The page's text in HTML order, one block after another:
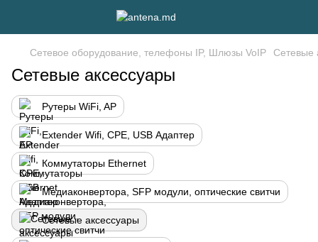
Сетевое оборудование, телефоны IP, Шлюзы VoIP Сетевые
Сетевые аксессуары
Рутеры WiFi, AP
Extender Wifi, CPE, USB Адаптер
Коммутаторы Ethernet
Медиаконвертора, SFP модули, оптические свитчи
Сетевые аксессуары